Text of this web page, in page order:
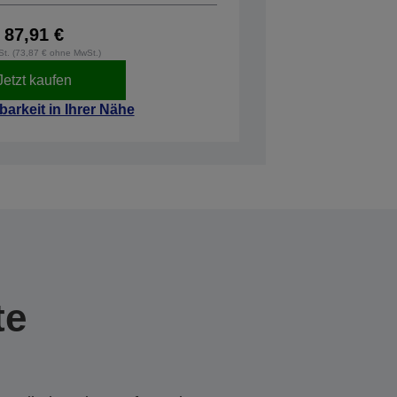
87,91 €
(73,87 € ohne MwSt.)
kaufen
in Ihrer Nähe